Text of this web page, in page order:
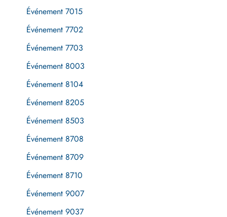
Événement 7015
Événement 7702
Événement 7703
Événement 8003
Événement 8104
Événement 8205
Événement 8503
Événement 8708
Événement 8709
Événement 8710
Événement 9007
Événement 9037